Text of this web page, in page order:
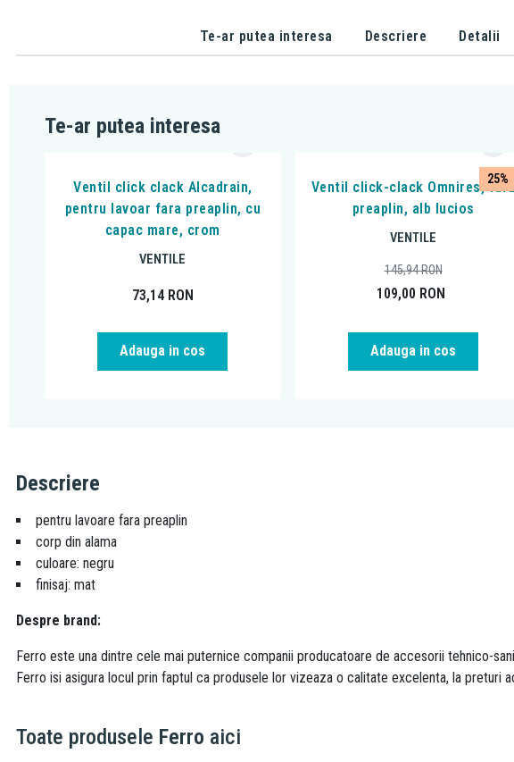
Te-ar putea interesa Descriere Detalii
Te-ar putea interesa
Ventil click clack Alcadrain,
pentru lavoar fara preaplin, cu
capac mare, crom
VENTILE
73,14 RON
Adauga in cos
25%
Ventil click-clack Omnires, fara
preaplin, alb lucios
VENTILE
109,00 RON
145,94RON
Adauga in cos
Descriere
pentru lavoare fara preaplin
corp din alama
culoare: negru
finisaj: mat
Despre brand:
Ferro este una dintre cele mai puternice companii producatoare de accesorii tehnico-
Ferro isi asigura locul prin faptul ca produsele lor vizeaza o calitate excelenta, la preturi
Toate produsele Ferro aici